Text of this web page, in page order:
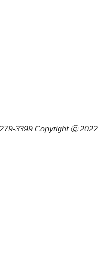
3399 Copyright ⓒ 2022